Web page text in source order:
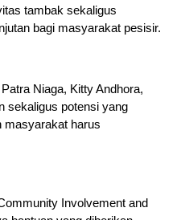
tambak sekaligus
bagi masyarakat pesisir.
Niaga, Kitty Andhora,
sekaligus potensi yang
masyarakat harus
Involvement and